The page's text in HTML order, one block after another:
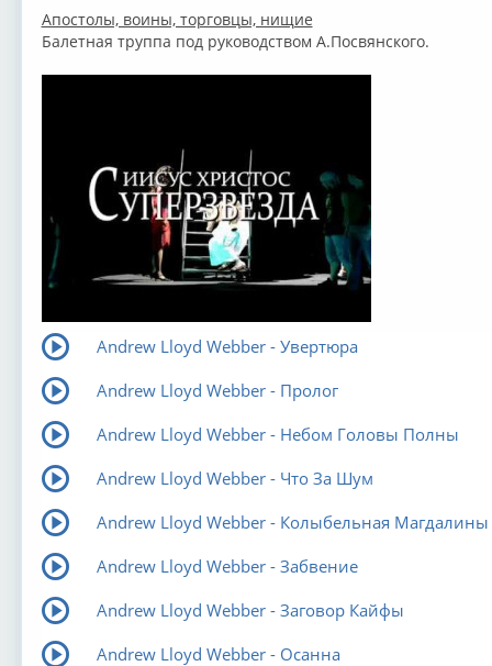
Апостолы, воины, торговцы, нищие
Балетная труппа под руководством А.Посвянского.
Andrew Lloyd Webber - Увертюра
Andrew Lloyd Webber - Пролог
Andrew Lloyd Webber - Небом Головы Полны
Andrew Lloyd Webber - Что За Шум
Andrew Lloyd Webber - Колыбельная Магдалины
Andrew Lloyd Webber - Забвение
Andrew Lloyd Webber - Заговор Кайфы
Andrew Lloyd Webber - Осанна